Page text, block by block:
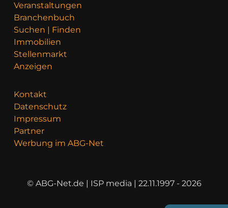
Veranstaltungen
Branchenbuch
Suchen | Finden
Immobilien
Stellenmarkt
Anzeigen
Kontakt
Datenschutz
Impressum
Partner
Werbung im ABG-Net
© ABG-Net.de | ISP media | 22.11.1997 - 2026